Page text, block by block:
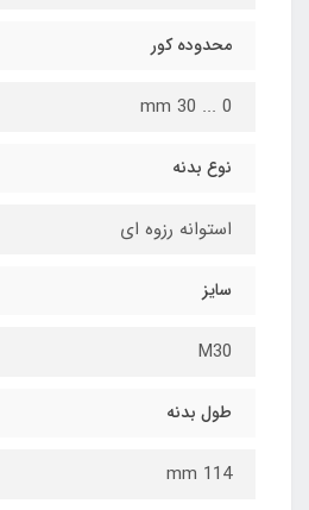
محدوده کور
0 ... 30 mm
نوع بدنه
استوانه رزوه ای
سایز
M30
طول بدنه
114 mm